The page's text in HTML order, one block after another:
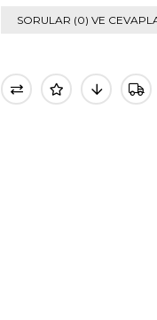
SORULAR (0) VE